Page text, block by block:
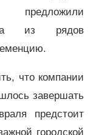
из рядов
что компании
завершать
предстоит
городской